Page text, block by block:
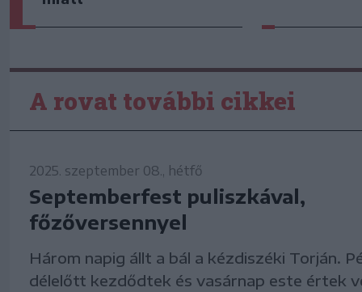
A rovat további cikkei
2025. szeptember 08., hétfő
Septemberfest puliszkával,
főzőversennyel
Három napig állt a bál a kézdiszéki Torján.
délelőtt kezdődtek és vasárnap este értek